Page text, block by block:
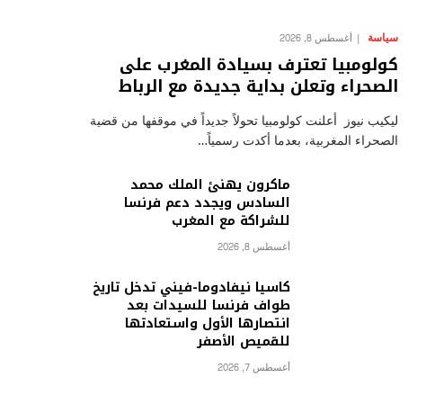
سياسة أغسطس 8, 2026
كولومبيا تعترف بسيادة المغرب على
الصحراء وتعلن بداية جديدة مع الرباط
ليكيب نيوز أعلنت كولومبيا تحولاً جديداً في موقفها من قضية
الصحراء المغربية، بعدما أكدت رسمياً…
ماكرون يهنئ الملك محمد
السادس ويجدد دعم فرنسا
للشراكة مع المغرب
أغسطس 8, 2026
كاسيا نيفادوما-فيني تدخل تاريخ
طواف فرنسا للسيدات بعد
انتصارها الأول واستعادتها
للقميص الأصفر
أغسطس 7, 2026